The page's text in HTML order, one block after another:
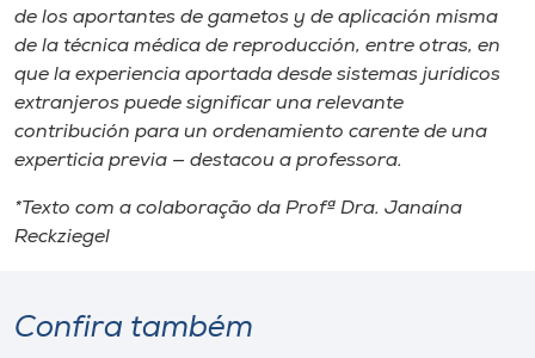
de los aportantes de gametos y de aplicación misma
de la técnica médica de reproducción, entre otras, en
que la experiencia aportada desde sistemas jurídicos
extranjeros puede significar una relevante
contribución para un ordenamiento carente de una
experticia previa — destacou a professora.
*Texto com a colaboração da Profª Dra. Janaína
Reckziegel
Confira também